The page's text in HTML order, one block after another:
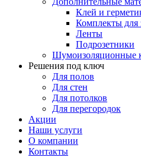
Клей и
Комплекты для
Ленты
Подрозетники
Шумоизоляционные
Решения под ключ
Для полов
Для стен
Для потолков
Для перегородок
Акции
Наши услуги
О компании
Контакты